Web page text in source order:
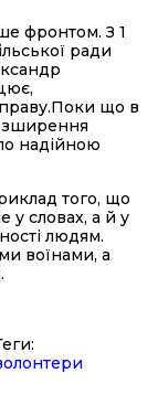
фронтом. З 1
ради
що в
надійною
того, що
у словах, а й у
людям.
воїнами, а